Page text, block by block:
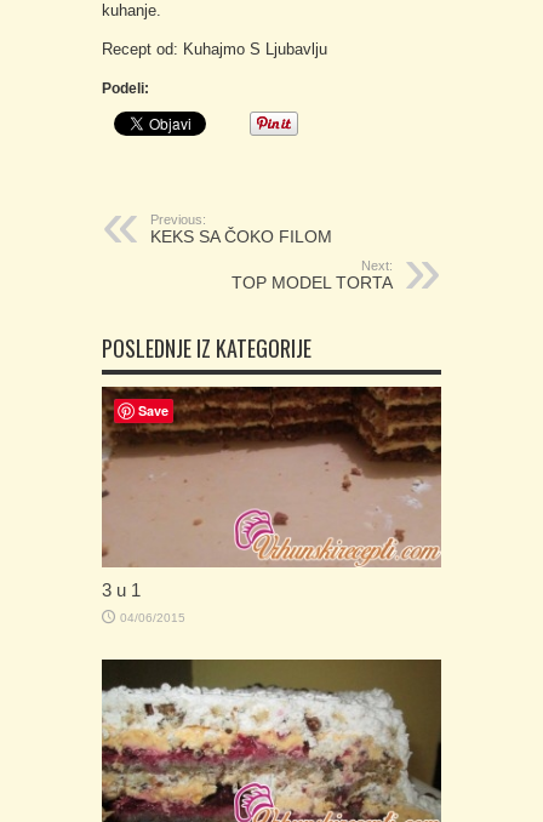
kuhanje.
Recept od: Kuhajmo S Ljubavlju
Podeli:
Previous:
KEKS SA ČOKO FILOM
Next:
TOP MODEL TORTA
POSLEDNJE IZ KATEGORIJE
3 u 1
04/06/2015
Save